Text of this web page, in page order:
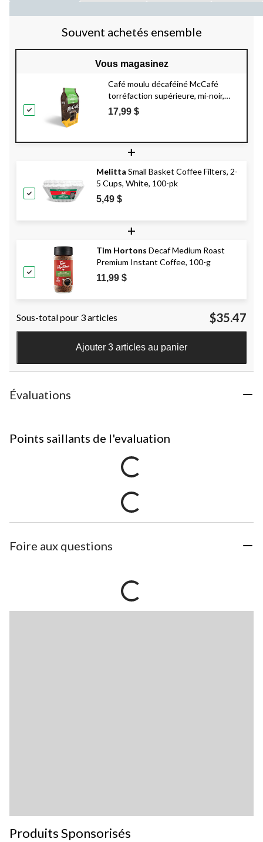
Souvent achetés ensemble
Vous magasinez
Café moulu décaféiné McCafé
torréfaction supérieure, mi-noir,
340 g
17,99 $
+
Melitta Small Basket Coffee Filters, 2-
5 Cups, White, 100-pk
5,49 $
+
Tim Hortons Decaf Medium Roast
Premium Instant Coffee, 100-g
11,99 $
Sous-total pour 3 articles $35.47
Ajouter 3 articles au panier
Évaluations
Points saillants de l'evaluation
Foire aux questions
Produits Sponsorisés